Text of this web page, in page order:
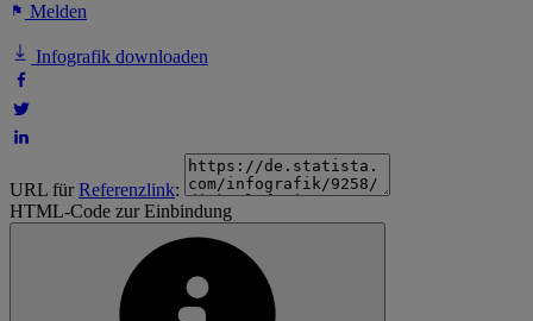
Melden
Infografik downloaden
URL fürReferenzlink:
HTML-Code zur Einbindung